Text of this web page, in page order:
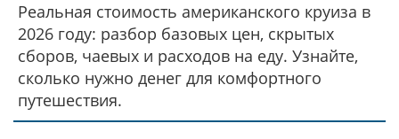
Реальная стоимость американского круиза в
2026 году: разбор базовых цен, скрытых
сборов, чаевых и расходов на еду. Узнайте,
сколько нужно денег для комфортного
путешествия.